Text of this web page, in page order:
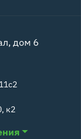
дом 6
к2